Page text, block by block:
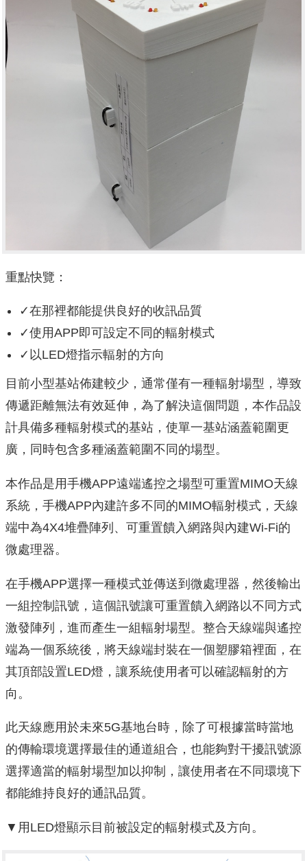
重點快覽：
✓在那裡都能提供良好的收訊品質
✓使用APP即可設定不同的輻射模式
✓以LED燈指示輻射的方向
目前小型基站佈建較少，通常僅有一種輻射場型，導致
傳遞距離無法有效延伸，為了解決這個問題，本作品設
計具備多種輻射模式的基站，使單一基站涵蓋範圍更
廣，同時包含多種涵蓋範圍不同的場型。
本作品是用手機APP遠端遙控之場型可重置MIMO天線
系統，手機APP內建許多不同的MIMO輻射模式，天線
端中為4X4堆疊陣列、可重置饋入網路與內建Wi-Fi的
微處理器。
在手機APP選擇一種模式並傳送到微處理器，然後輸出
一組控制訊號，這個訊號讓可重置饋入網路以不同方式
激發陣列，進而產生一組輻射場型。整合天線端與遙控
端為一個系統後，將天線端封裝在一個塑膠箱裡面，在
其頂部設置LED燈，讓系統使用者可以確認輻射的方
向。
此天線應用於未來5G基地台時，除了可根據當時當地
的傳輸環境選擇最佳的通道組合，也能夠對干擾訊號源
選擇適當的輻射場型加以抑制，讓使用者在不同環境下
都能維持良好的通訊品質。
▼用LED燈顯示目前被設定的輻射模式及方向。